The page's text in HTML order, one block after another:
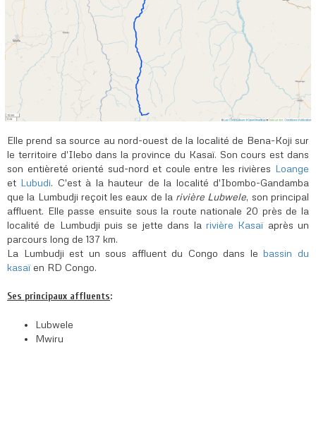
Elle prend sa source au nord-ouest de la localité de Bena-Koji sur
le territoire d'Ilebo dans la province du Kasaï. Son cours est dans
son entièreté orienté sud-nord et coule entre les rivières Loange
et Lubudi. C'est à la hauteur de la localité d'Ibombo-Gandamba
que la Lumbudji reçoit les eaux de la rivière Lubwele, son principal
affluent. Elle passe ensuite sous la route nationale 20 près de la
localité de Lumbudji puis se jette dans la rivière Kasaïaprès un
parcours long de 137 km.
La Lumbudji est un sous affluent du Congo dans lebassin du
kasaïen RD Congo.
Ses principaux affluents:
Lubwele
Mwiru